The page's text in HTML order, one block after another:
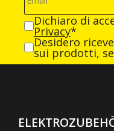
Dichiaro di
Privacy*
Desidero
sui prodotti,